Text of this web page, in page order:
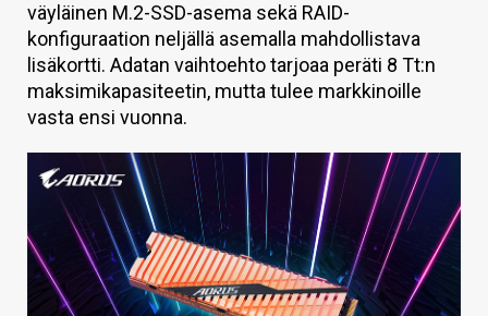
HINTA.FI
KAUPPA
VAIHDA TEEMA
HAKU
väyläinen M.2-SSD-asema sekä RAID-
konfiguraation neljällä asemalla mahdollistava
lisäkortti. Adatan vaihtoehto tarjoaa peräti 8 Tt:n
maksimikapasiteetin, mutta tulee markkinoille
vasta ensi vuonna.